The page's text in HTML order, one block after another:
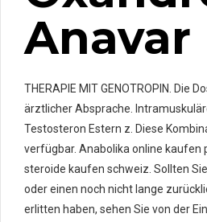
Anavar
THERAPIE MIT GENOTROPIN. Die
ärztlicher Absprache.
Testosteron Estern z. Diese
verfügbar. Anabolika online kaufen
steroide kaufen schweiz. Sollten
oder einen noch nicht lange
erlitten haben, sehen Sie von der